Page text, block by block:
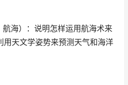
海）：说明怎样运用航海术来
用天文学姿势来预测天气和海洋